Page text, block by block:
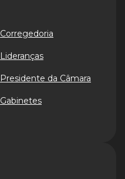
Corregedoria
Lideranças
Presidente da Câmara
Gabinetes